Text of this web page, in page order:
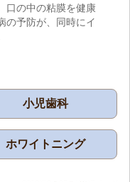
口の中の粘膜を健康
の予防が、同時にイ
小児歯科
ホワイトニング